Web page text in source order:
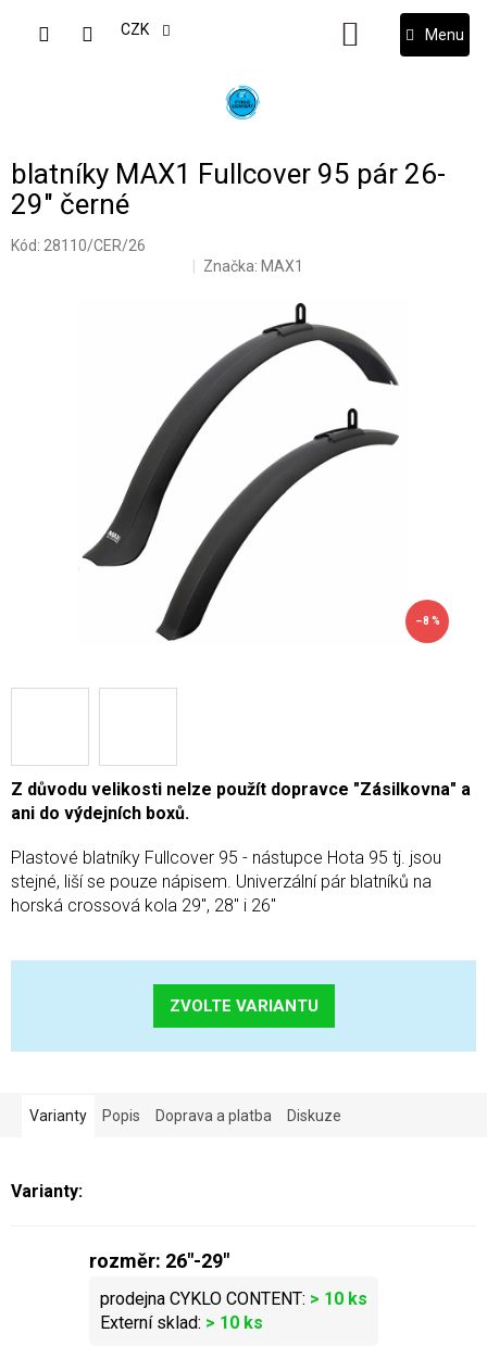
CZK
NÁKUPNÍ
KOŠÍK
blatníky MAX1 Fullcover 95 pár 26-
29" černé
Kód: 28110/CER/26
Značka: MAX1
–8 %
Z důvodu velikosti nelze použít dopravce "Zásilkovna" a
ani do výdejních boxů.
Plastové blatníky Fullcover 95 - nástupce Hota 95 tj. jsou
stejné, liší se pouze nápisem. Univerzální pár blatníků na
horská crossová kola 29", 28" i 26"
ZVOLTE VARIANTU
Varianty Popis Doprava a platba Diskuze
rozměr: 26"-29"
> 10 ks
> 10 ks